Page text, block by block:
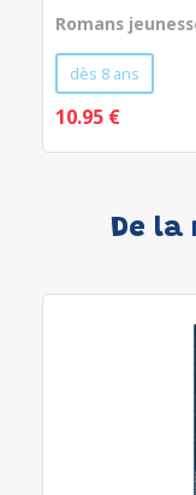
Romans
dès 8 ans
10.95 €
De la